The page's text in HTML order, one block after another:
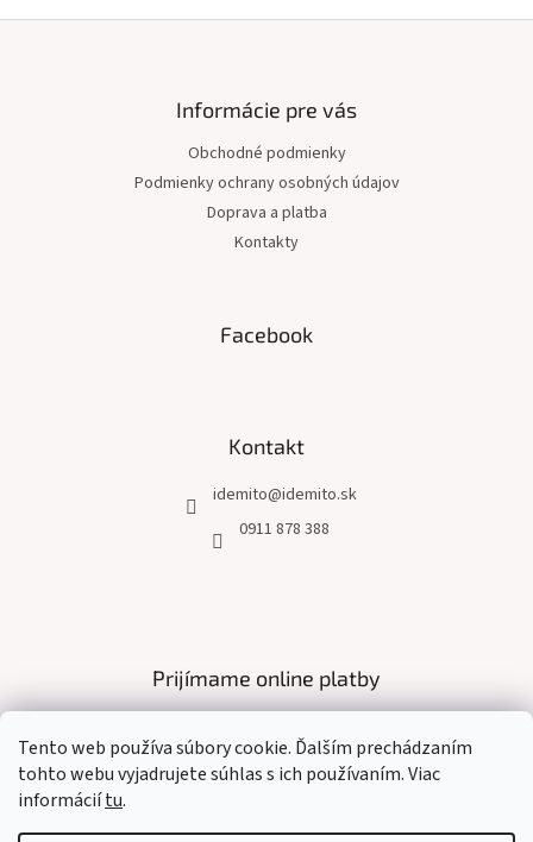
Tento web používa súbory cookie. Ďalším prechádzaním
tohto webu vyjadrujete súhlas s ich používaním. Viac
informáciítu.
e
p
r
v
k
y
v
ý
s
u
v
e
Informácie pre vás
Obchodné podmienky
Podmienky ochrany osobných údajov
Doprava a platba
Kontakty
Facebook
Kontakt
idemito@idemito.sk
0911 878 388
Prijímame online platby